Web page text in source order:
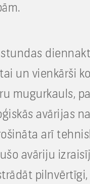
un vienkārši
mugurkauls,
avārijas
arī
avāriju